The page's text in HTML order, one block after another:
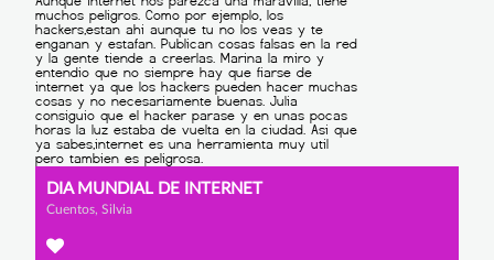
DIA MUNDIAL DE INTERNET
Cuentos, Silvia